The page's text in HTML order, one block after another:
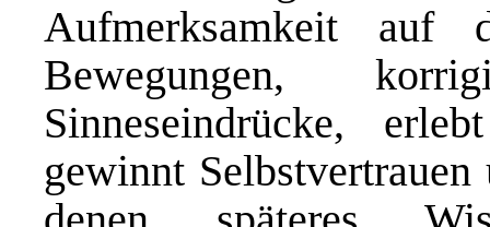
Aufmerksamkeit auf
Bewegungen,
Sinneseindrücke,
gewinnt